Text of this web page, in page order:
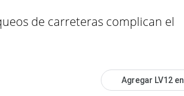
de carreteras complican el
Agregar LV12 en